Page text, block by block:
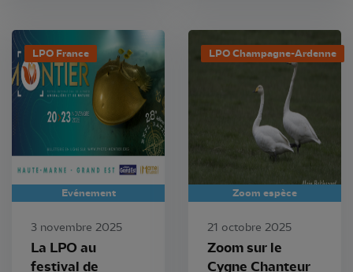
LPO France
Evénement
3 novembre 2025
La LPO au
festival de
LPO Champagne-Ardenne
Zoom espèce
21 octobre 2025
Zoom sur le
Cygne Chanteur